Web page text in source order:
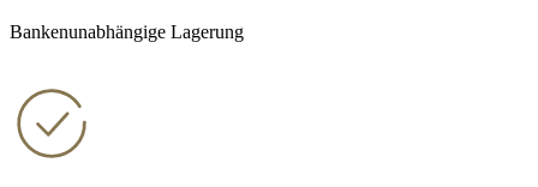
Bankenunabhängige Lagerung